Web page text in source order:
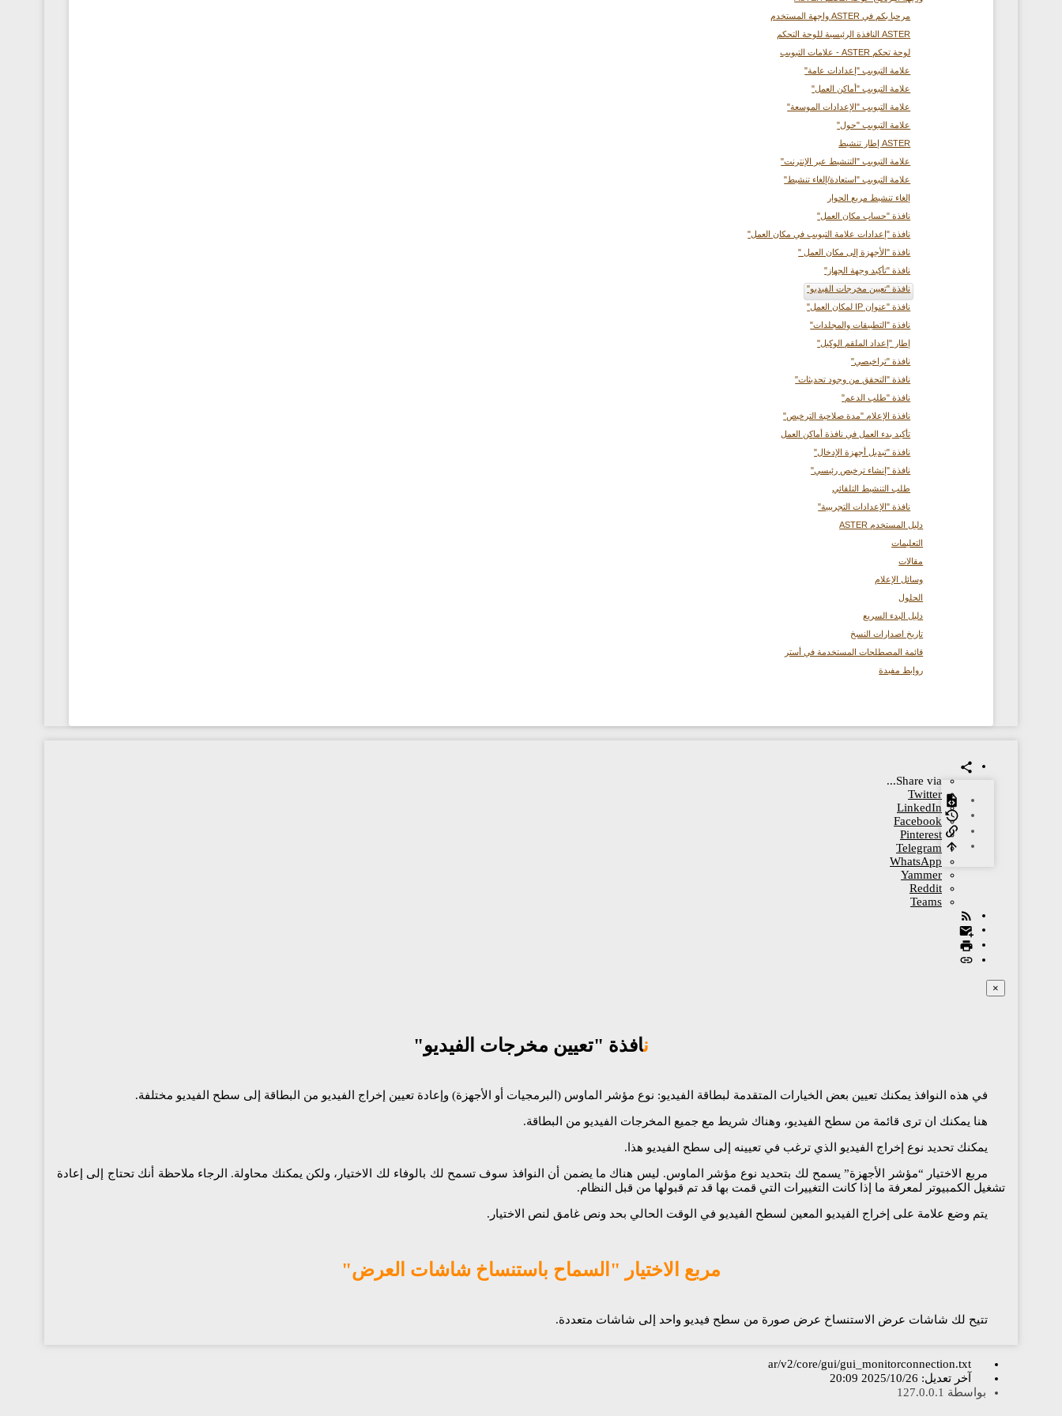
مرحبا بكم في ASTER واجهة المستخدم
ASTER النافذة الرئيسية للوحة التحكم
لوحة تحكم ASTER - علامات التبويب
علامة التبويب "إعدادات عامة"
علامة التبويب "أماكن العمل"
علامة التبويب "الإعدادات الموسعة"
علامة التبويب "حول"
ASTER إطار تنشيط
علامة التبويب "التنشيط عبر الإنترنت"
علامة التبويب "استعادة/إلغاء تنشيط"
إلغاء تنشيط مربع الحوار
نافذة "حساب مكان العمل"
نافذة "إعدادات علامة التبويب في مكان العمل"
نافذة "الأجهزة إلى مكان العمل "
نافذة "تأكيد وجهة الجهاز"
نافذة "تعيين مخرجات الفيديو"
نافذة "عنوان IP لمكان العمل"
نافذة "التطبيقات والمجلدات"
إطار "إعداد الملقم الوكيل"
نافذة "تراخيصي"
نافذة "التحقق من وجود تحديثات"
نافذة "طلب الدعم"
نافذة الإعلام "مدة صلاحية الترخيص"
تأكيد بدء العمل في نافذة أماكن العمل
نافذة "تبديل أجهزة الإدخال"
نافذة "إنشاء ترخيص رئيسي"
طلب التنشيط التلقائي
نافذة "الإعدادات التجريبية"
دليل المستخدم ASTER
التعليمات
مقالات
وسائل الإعلام
الحلول
دليل البدء السريع
تاريخ اصدارات النسخ
قائمة المصطلحات المستخدمة في أستر
روابط مفيدة
Share via...
Twitter
LinkedIn
Facebook
Pinterest
Telegram
WhatsApp
Yammer
Reddit
Teams
×
نافذة "تعيين مخرجات الفيديو"
في هذه النوافذ يمكنك تعيين بعض الخيارات المتقدمة لبطاقة الفيديو: نوع مؤشر الماوس (البرمجيات أو الأجهزة) وإعادة تعيين إخراج الفيديو من البطاقة إلى سطح الفيديو مختلفة.
هنا يمكنك ان ترى قائمة من سطح الفيديو، وهناك شريط مع جميع المخرجات الفيديو من البطاقة.
يمكنك تحديد نوع إخراج الفيديو الذي ترغب في تعيينه إلى سطح الفيديو هذا.
مربع الاختيار “مؤشر الأجهزة” يسمح لك بتحديد نوع مؤشر الماوس. ليس هناك ما يضمن أن النوافذ سوف تسمح لك بالوفاء لك الاختيار، ولكن يمكنك محاولة. الرجاء ملاحظة أنك تحتاج إلى إعادة
تشغيل الكمبيوتر لمعرفة ما إذا كانت التغييرات التي قمت بها قد تم قبولها من قبل النظام.
يتم وضع علامة على إخراج الفيديو المعين لسطح الفيديو في الوقت الحالي بحد ونص غامق لنص الاختيار.
مربع الاختيار "السماح باستنساخ شاشات العرض"
تتيح لك شاشات عرض الاستنساخ عرض صورة من سطح فيديو واحد إلى شاشات متعددة.
ar/v2/core/gui/gui_monitorconnection.txt
آخر تعديل: 2025/10/26 20:09
بواسطة 127.0.0.1